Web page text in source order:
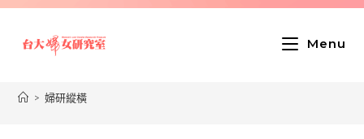
Menu
> 婦研縱橫